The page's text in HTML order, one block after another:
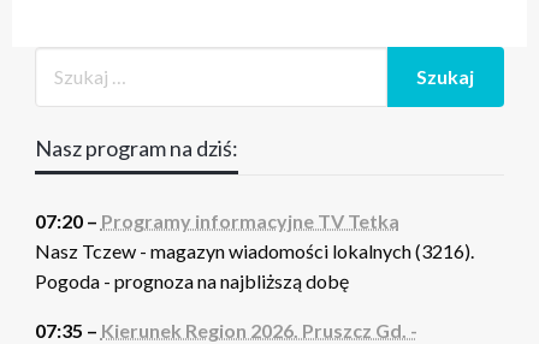
Nasz program na dziś:
07:20 – Programy informacyjne TV Tetka
Nasz Tczew - magazyn wiadomości lokalnych (3216).
Pogoda - prognoza na najbliższą dobę
07:35 – Kierunek Region 2026. Pruszcz Gd. -